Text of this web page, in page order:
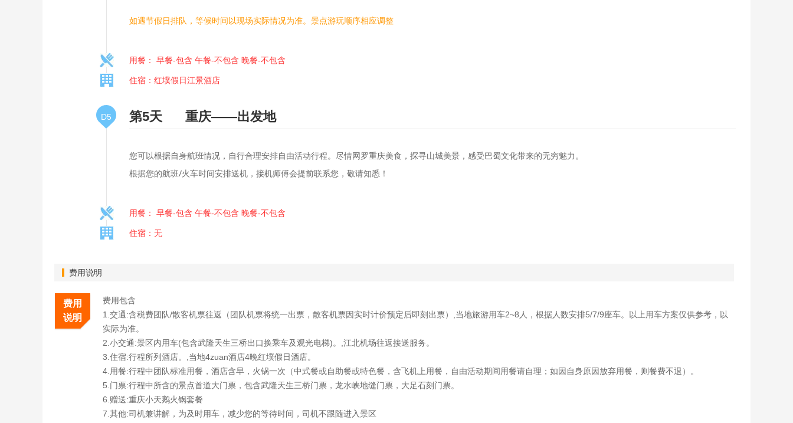
如遇节假日排队，等候时间以现场实际情况为准。景点游玩顺序相应调整
用餐： 早餐-包含 午餐-不包含 晚餐-不包含
住宿：红墣假日江景酒店
D5 第5天 重庆——出发地
您可以根据自身航班情况，自行合理安排自由活动行程。尽情网罗重庆美食，探寻山城美景，感受巴蜀文化带来的无穷魅力。
根据您的航班/火车时间安排送机，接机师傅会提前联系您，敬请知悉！
用餐： 早餐-包含 午餐-不包含 晚餐-不包含
住宿：无
费用说明
费用
说明
费用包含
1.交通:含税费团队/散客机票往返（团队机票将统一出票，散客机票因实时计价预定后即刻出票）,当地旅游用车2~8人，根据人数安排5/7/9座车。以上用车方案仅供参考，以
实际为准。
2.小交通:景区内用车(包含武隆天生三桥出口换乘车及观光电梯)。,江北机场往返接送服务。
3.住宿:行程所列酒店。,当地4zuan酒店4晚红墣假日酒店。
4.用餐:行程中团队标准用餐，酒店含早，火锅一次（中式餐或自助餐或特色餐，含飞机上用餐，自由活动期间用餐请自理；如因自身原因放弃用餐，则餐费不退）。
5.门票:行程中所含的景点首道大门票，包含武隆天生三桥门票，龙水峡地缝门票，大足石刻门票。
6.赠送:重庆小天鹅火锅套餐
7.其他:司机兼讲解，为及时用车，减少您的等待时间，司机不跟随进入景区